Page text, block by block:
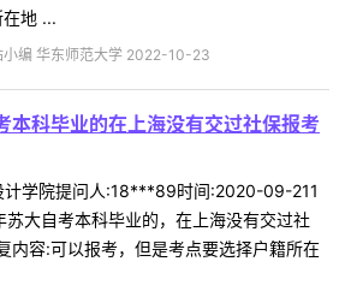
地 ...
小编 华东师范大学 2022-10-23
科毕业的在上海没有交过社保报考
计学院提问人:18***89时间:2020-09-211
大自考本科毕业的，在上海没有交过社
内容:可以报考，但是考点要选择户籍所在